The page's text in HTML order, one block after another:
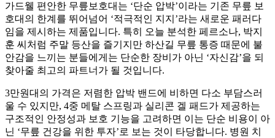
가드웰 편안한 무릎보호대는 ‘단순 압박’이라는 기존 무릎 보
호대의 한계를 뛰어넘어 ‘적극적인 지지’라는 새로운 패러다
임을 제시하는 제품입니다. 특히 오늘 분석한 페르소나, 박지
훈 씨처럼 주말 등산을 즐기지만 하산길 무릎 통증 때문에 불
안감을 느끼는 분들에게는 단순한 장비가 아닌 ‘자신감’을 되
찾아줄 최고의 파트너가 될 것입니다.
3만원대의 가격은 저렴한 압박 밴드에 비하면 다소 부담스러
울 수 있지만, 4중 메탈 스프링과 실리콘 겔 패드가 제공하는
구조적인 안정성과 보호 기능을 고려하면 이는 단순 비용이 아
닌 ‘무릎 건강을 위한 투자’로 보는 것이 타당합니다. 병원 치